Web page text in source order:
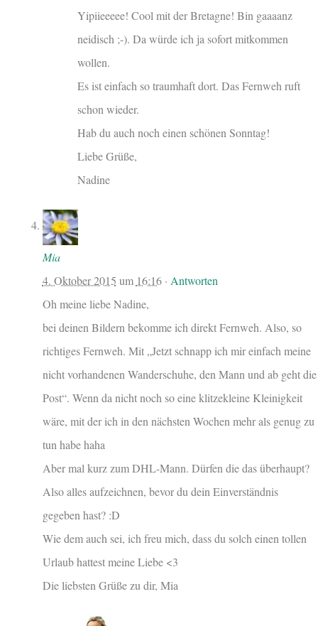
Yipiieeeee! Cool mit der Bretagne! Bin gaaaanz
neidisch ;-). Da würde ich ja sofort mitkommen
wollen.
Es ist einfach so traumhaft dort. Das Fernweh ruft
schon wieder.
Hab du auch noch einen schönen Sonntag!
Liebe Grüße,
Nadine
Mia
4. Oktober 2015 um 16:16· Antworten
Oh meine liebe Nadine,
bei deinen Bildern bekomme ich direkt Fernweh. Also, so
richtiges Fernweh. Mit „Jetzt schnapp ich mir einfach meine
nicht vorhandenen Wanderschuhe, den Mann und ab geht die
Post“. Wenn da nicht noch so eine klitzekleine Kleinigkeit
wäre, mit der ich in den nächsten Wochen mehr als genug zu
tun habe haha
Aber mal kurz zum DHL-Mann. Dürfen die das überhaupt?
Also alles aufzeichnen, bevor du dein Einverständnis
gegeben hast? :D
Wie dem auch sei, ich freu mich, dass du solch einen tollen
Urlaub hattest meine Liebe <3
Die liebsten Grüße zu dir, Mia